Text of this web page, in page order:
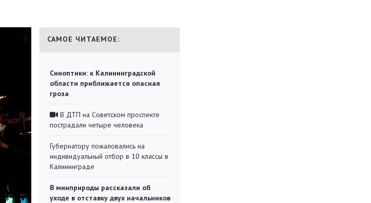
САМОЕ ЧИТАЕМОЕ:
Синоптики: к Калининградской
области приближается опасная
гроза
В ДТП на Советском проспекте
пострадали четыре человека
Губернатору пожаловались на
индивидуальный отбор в 10 классы в
Калининграде
В минприроды рассказали об
уходе в отставку двух начальников